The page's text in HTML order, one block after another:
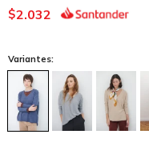
$2.032
Variantes: